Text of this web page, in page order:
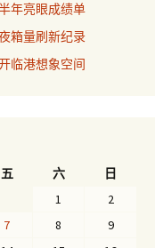
年亮眼成绩单
箱量刷新纪录
临港想象空间
五 六
日
1
2
7 8
9